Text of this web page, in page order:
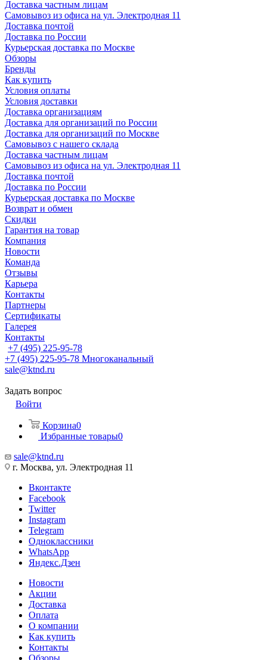
Доставка частным лицам
Самовывоз из офиса на ул. Электродная 11
Доставка почтой
Доставка по России
Курьерская доставка по Москве
Обзоры
Бренды
Как купить
Условия оплаты
Условия доставки
Доставка организациям
Доставка для организаций по России
Доставка для организаций по Москве
Самовывоз с нашего склада
Доставка частным лицам
Самовывоз из офиса на ул. Электродная 11
Доставка почтой
Доставка по России
Курьерская доставка по Москве
Возврат и обмен
Скидки
Гарантия на товар
Компания
Новости
Команда
Отзывы
Карьера
Контакты
Партнеры
Сертификаты
Галерея
Контакты
+7 (495) 225-95-78
+7 (495) 225-95-78 Многоканальный
sale@ktnd.ru
Задать вопрос
Войти
Корзина0
Избранные товары0
sale@ktnd.ru
г. Москва, ул. Электродная 11
Вконтакте
Facebook
Twitter
Instagram
Telegram
Одноклассники
WhatsApp
Яндекс.Дзен
Новости
Акции
Доставка
Оплата
О компании
Как купить
Контакты
Обзоры